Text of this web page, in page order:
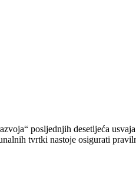
posljednjih desetljeća
tvrtki nastoje osigurati